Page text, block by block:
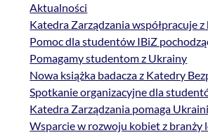
Aktualności
Katedra Zarządzania współpracuje z
Pomoc dla studentów IBiZ
Pomagamy studentom z Ukrainy
Nowa książka badacza z Katedry
Spotkanie organizacyjne dla
Katedra Zarządzania pomaga
Wsparcie w rozwoju kobiet z branży